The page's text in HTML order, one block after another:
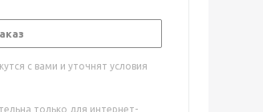
с вами и уточнят условия
только для интернет-